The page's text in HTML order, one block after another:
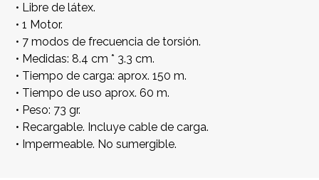
• Libre de látex.
• 1 Motor.
• 7 modos de frecuencia de torsión.
• Medidas: 8.4 cm * 3.3 cm.
• Tiempo de carga: aprox. 150 m.
• Tiempo de uso aprox. 60 m.
• Peso: 73 gr.
• Recargable. Incluye cable de carga.
• Impermeable. No sumergible.